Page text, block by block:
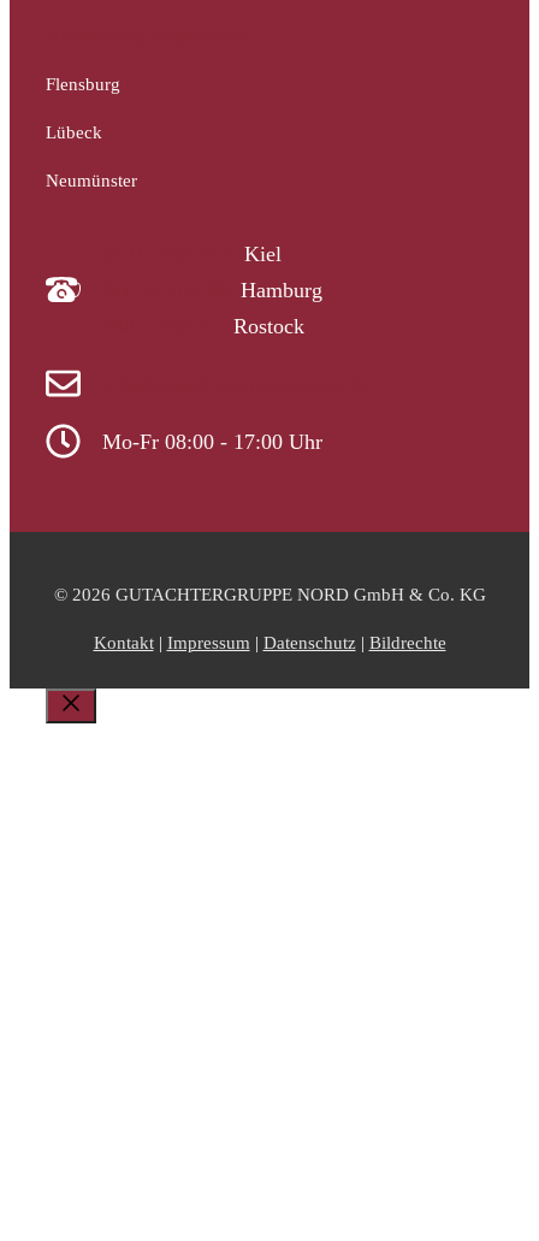
Flensburg
Lübeck
Neumünster
Kiel
Hamburg
Rostock
Mo-Fr 08:00 - 17:00 Uhr
© 2026 GUTACHTERGRUPPE NORD GmbH & Co. KG
Kontakt| Impressum | Datenschutz| Bildrechte
Schließen